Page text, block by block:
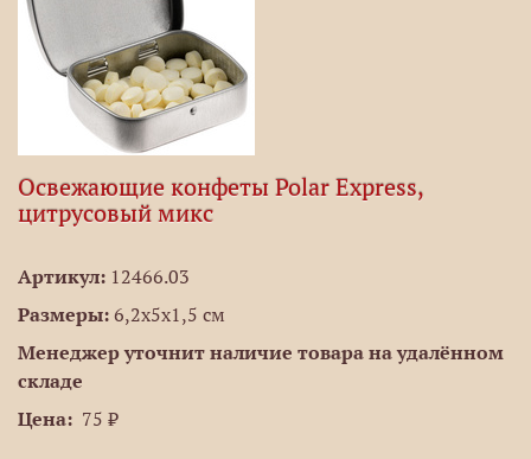
Освежающие конфеты Polar Express,
цитрусовый микс
Артикул: 12466.03
Размеры: 6,2х5х1,5 см
Менеджер уточнит наличие товара на удалённом
складе
Цена: 75 ₽